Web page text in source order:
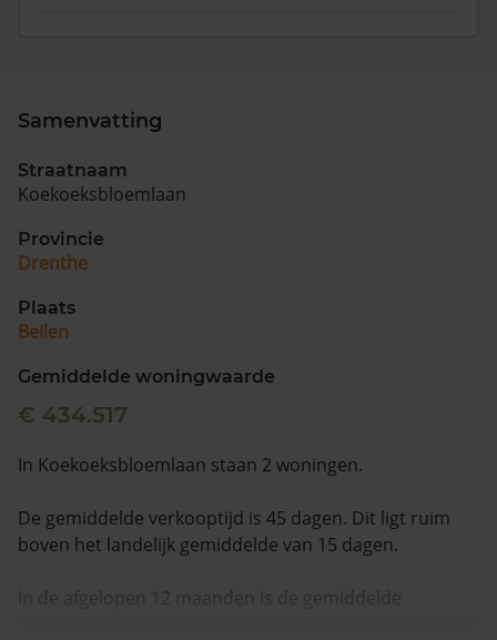
Maandag t/m vrijdag - 08:00 -18:00
Samenvatting
Straatnaam
Koekoeksbloemlaan
Provincie
Drenthe
Plaats
Beilen
Gemiddelde woningwaarde
€ 434.517
In Koekoeksbloemlaan staan 2 woningen.
De gemiddelde verkooptijd is 45 dagen. Dit ligt ruim
boven het landelijk gemiddelde van 15 dagen.
In de afgelopen 12 maanden is de gemiddelde